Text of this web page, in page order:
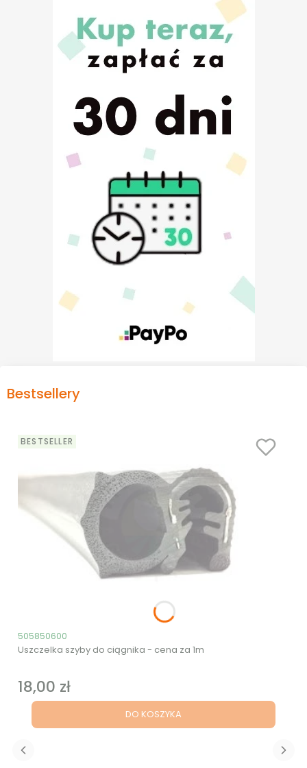
Bestsellery
BESTSELLER
Kod produktu
505850600
Uszczelka szyby do ciągnika - cena za 1m
Cena
18,00 zł
DO KOSZYKA